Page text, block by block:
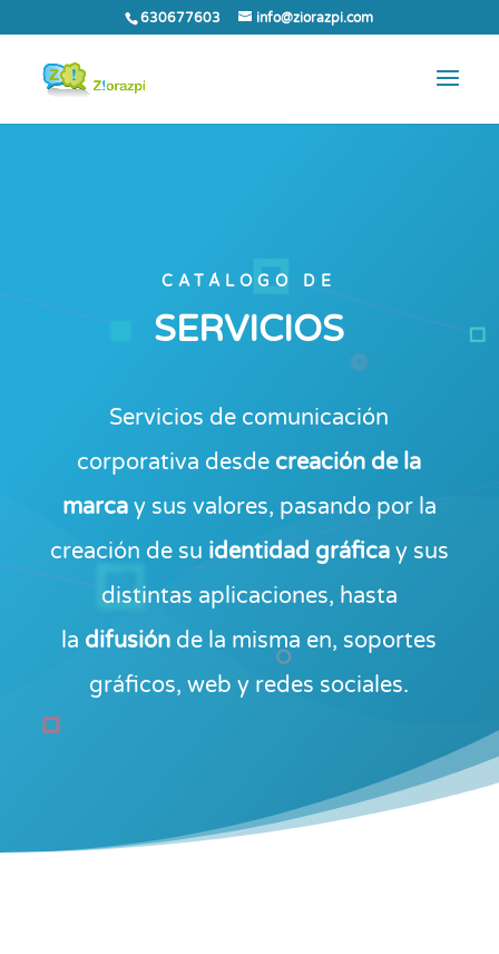
630677603 info@ziorazpi.com
CATÁLOGO DE
SERVICIOS
Servicios de comunicación
corporativa desde creación de la
marcay sus valores, pasando por la
creación de su identidad gráficay sus
distintas aplicaciones, hasta
la difusión de la misma en, soportes
gráficos, web y redes sociales.